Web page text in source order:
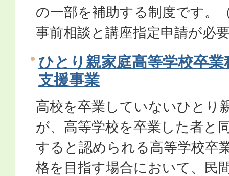
の一部を補助する制度です。
事前相談と講座指定申請が必
ひとり親家庭高等学校卒
支援事業
高校を卒業していないひとり
が、高等学校を卒業した者と
すると認められる高等学校卒
格を目指す場合において、民